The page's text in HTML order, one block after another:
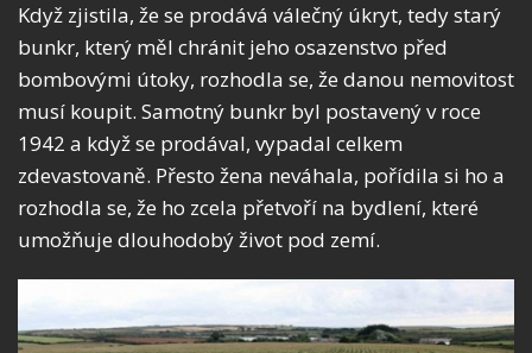
Když zjistila, že se prodává válečný úkryt, tedy starý
bunkr, který měl chránit jeho osazenstvo před
bombovými útoky, rozhodla se, že danou nemovitost
musí koupit. Samotný bunkr byl postavený v roce
1942 a když se prodával, vypadal celkem
zdevastovaně. Přesto žena neváhala, pořídila si ho a
rozhodla se, že ho zcela přetvoří na bydlení, které
umožňuje dlouhodobý život pod zemí.